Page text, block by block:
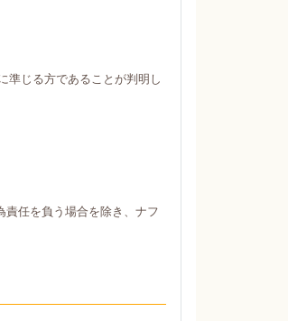
準じる方であることが判明し
任を負う場合を除き、ナフ